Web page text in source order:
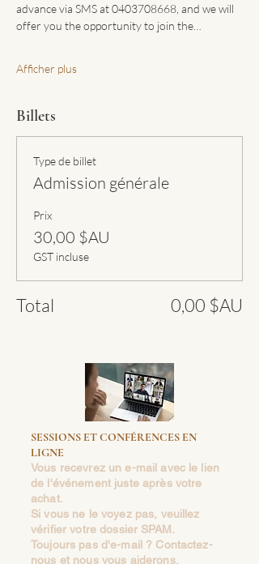
advance via SMS at 0403708668, and we will
offer you the opportunity to join the…
Afficher plus
Billets
Type de billet
Admission générale
Prix
30,00 $AU
GST incluse
Total 0,00 $AU
SESSIONS ET CONFÉRENCES EN
LIGNE
Vous recevrez un e-mail avec le lien
de l'événement juste après votre
achat.
Si vous ne le voyez pas, veuillez
vérifier votre dossier SPAM.
Toujours pas d'e-mail ? Contactez-
nous et nous vous aiderons.